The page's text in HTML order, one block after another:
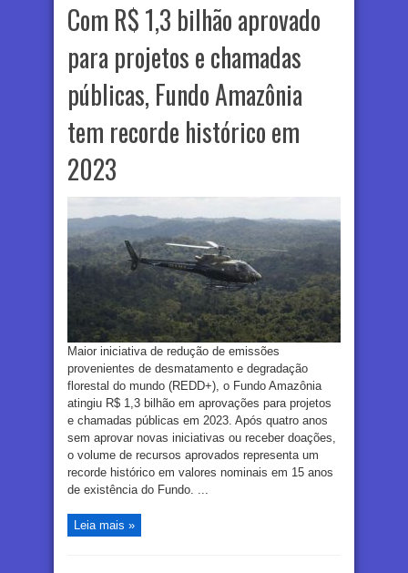
Com R$ 1,3 bilhão aprovado
para projetos e chamadas
públicas, Fundo Amazônia
tem recorde histórico em
2023
Maior iniciativa de redução de emissões
provenientes de desmatamento e degradação
florestal do mundo (REDD+), o Fundo Amazônia
atingiu R$ 1,3 bilhão em aprovações para projetos
e chamadas públicas em 2023. Após quatro anos
sem aprovar novas iniciativas ou receber doações,
o volume de recursos aprovados representa um
recorde histórico em valores nominais em 15 anos
de existência do Fundo. ...
Leia mais »